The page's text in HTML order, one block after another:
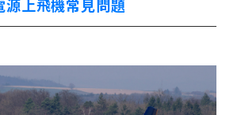
源上飛機常見問題